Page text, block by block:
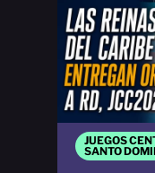
JUEGOS
SANTO